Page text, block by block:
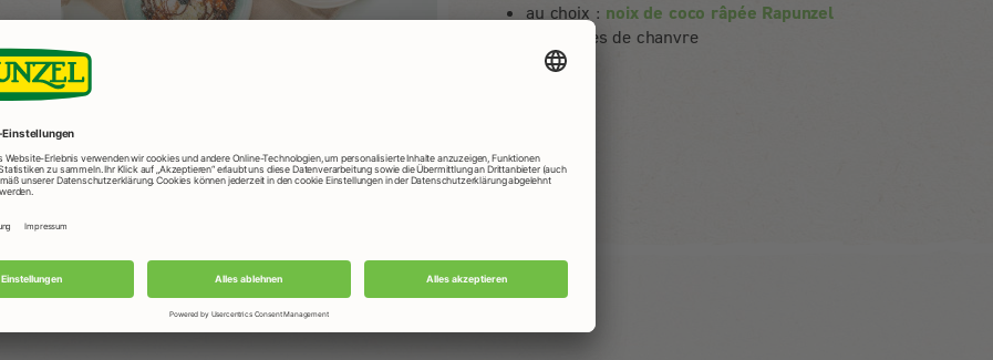
ce
du papier sulfurisé et poser sur une assiette.
et le topping de votre choix.
au choix : noix de coco râpée Rapunzel
ou graines de chanvre
Produits Rapunzel utilisés